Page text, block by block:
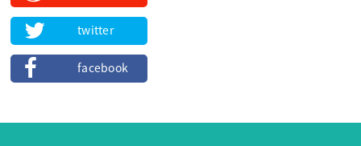
twitter
facebook